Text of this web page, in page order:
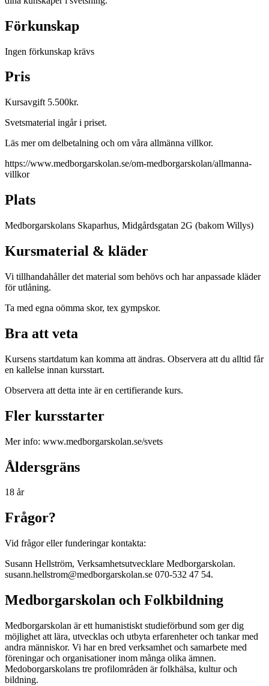
Förkunskap
Ingen förkunskap krävs
Pris
Kursavgift 5.500kr.
Svetsmaterial ingår i priset.
Läs mer om delbetalning och om våra allmänna villkor.
https://www.medborgarskolan.se/om-medborgarskolan/allmanna-
villkor
Plats
Medborgarskolans Skaparhus, Midgårdsgatan 2G (bakom Willys)
Kursmaterial & kläder
Vi tillhandahåller det material som behövs och har anpassade kläder
för utlåning.
Ta med egna oömma skor, tex gympskor.
Bra att veta
Kursens startdatum kan komma att ändras. Observera att du alltid får
en kallelse innan kursstart.
Observera att detta inte är en certifierande kurs.
Fler kursstarter
Mer info: www.medborgarskolan.se/svets
Åldersgräns
18 år
Frågor?
Vid frågor eller funderingar kontakta:
Susann Hellström, Verksamhetsutvecklare Medborgarskolan.
susann.hellstrom@medborgarskolan.se 070-532 47 54.
Medborgarskolan och Folkbildning
Medborgarskolan är ett humanistiskt studieförbund som ger dig
möjlighet att lära, utvecklas och utbyta erfarenheter och tankar med
andra människor. Vi har en bred verksamhet och samarbete med
föreningar och organisationer inom många olika ämnen.
Medoborgarskolans tre profilområden är folkhälsa, kultur och
bildning.